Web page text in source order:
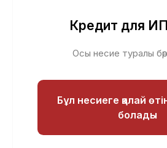
Кредит для
Осы несие туралы
Бұл несиеге қалай
болады